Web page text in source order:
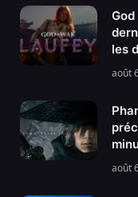
les
août
août